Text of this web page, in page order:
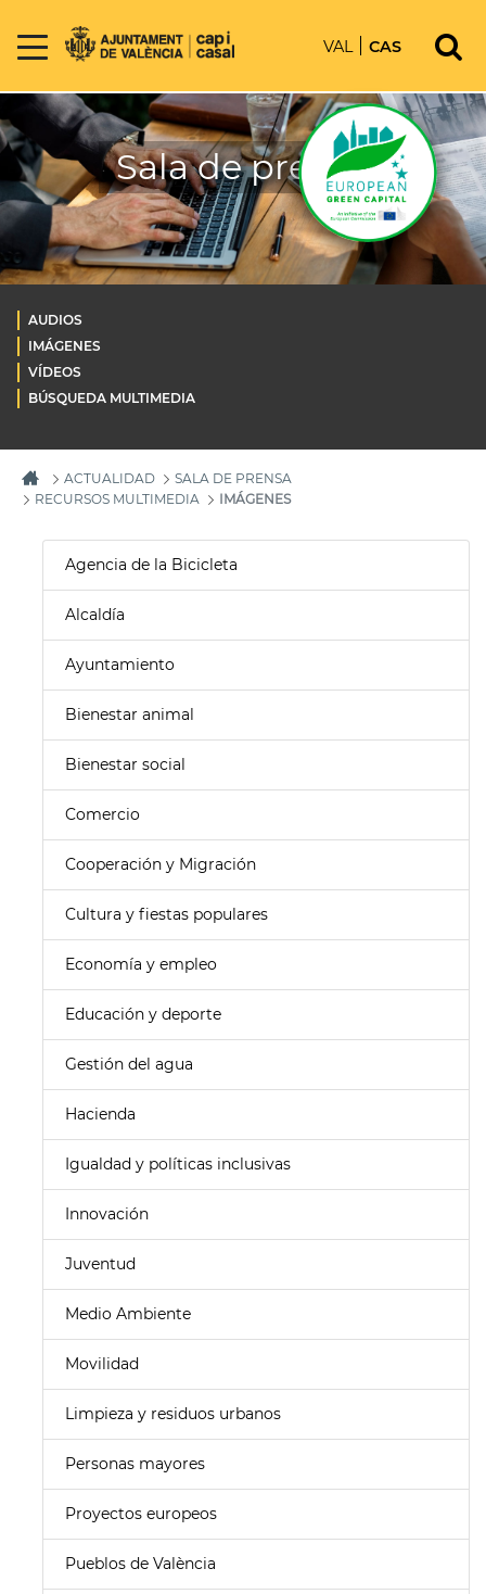
VAL CAS
Sala de prensa
AUDIOS
IMÁGENES
VÍDEOS
BÚSQUEDA MULTIMEDIA
ACTUALIDAD
SALA DE PRENSA
RECURSOS MULTIMEDIA
IMÁGENES
Agencia de la Bicicleta
Alcaldía
Ayuntamiento
Bienestar animal
Bienestar social
Comercio
Cooperación y Migración
Cultura y fiestas populares
Economía y empleo
Educación y deporte
Gestión del agua
Hacienda
Igualdad y políticas inclusivas
Innovación
Juventud
Medio Ambiente
Movilidad
Limpieza y residuos urbanos
Personas mayores
Proyectos europeos
Pueblos de València